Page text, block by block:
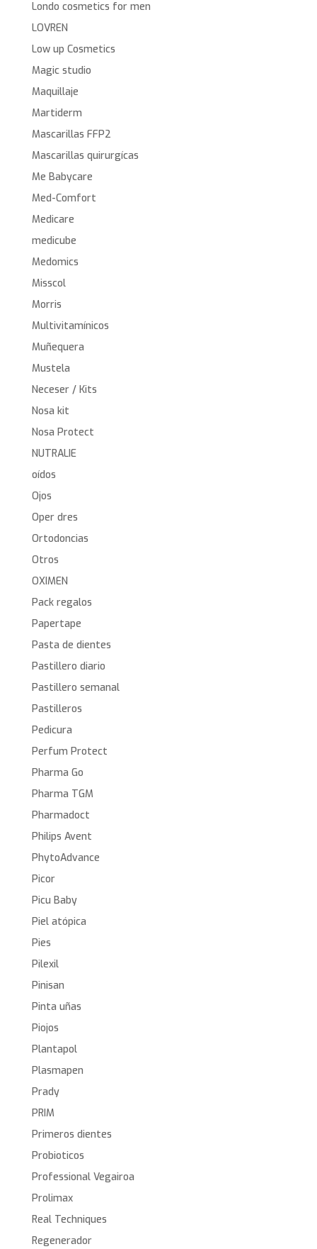
Londo cosmetics for men
LOVREN
Low up Cosmetics
Magic studio
Maquillaje
Martiderm
Mascarillas FFP2
Mascarillas quirurgícas
Me Babycare
Med-Comfort
Medicare
medicube
Medomics
Misscol
Morris
Multivitamínicos
Muñequera
Mustela
Neceser / Kits
Nosa kit
Nosa Protect
NUTRALIE
oídos
Ojos
Oper dres
Ortodoncias
Otros
OXIMEN
Pack regalos
Papertape
Pasta de dientes
Pastillero diario
Pastillero semanal
Pastilleros
Pedicura
Perfum Protect
Pharma Go
Pharma TGM
Pharmadoct
Philips Avent
PhytoAdvance
Picor
Picu Baby
Piel atópica
Pies
Pilexil
Pinisan
Pinta uñas
Piojos
Plantapol
Plasmapen
Prady
PRIM
Primeros dientes
Probioticos
Professional Vegairoa
Prolimax
Real Techniques
Regenerador